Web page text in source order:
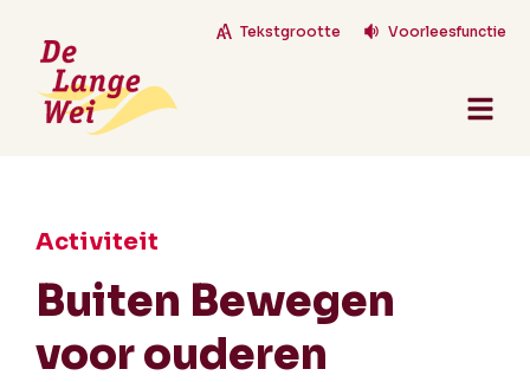
Tekstgrootte Voorleesfunctie
Activiteit
Buiten Bewegen
voor ouderen